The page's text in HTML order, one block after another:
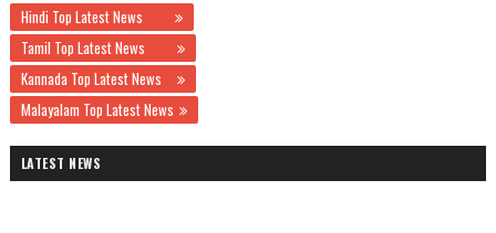
Hindi Top Latest News
Tamil Top Latest News
Kannada Top Latest News
Malayalam Top Latest News
LATEST NEWS